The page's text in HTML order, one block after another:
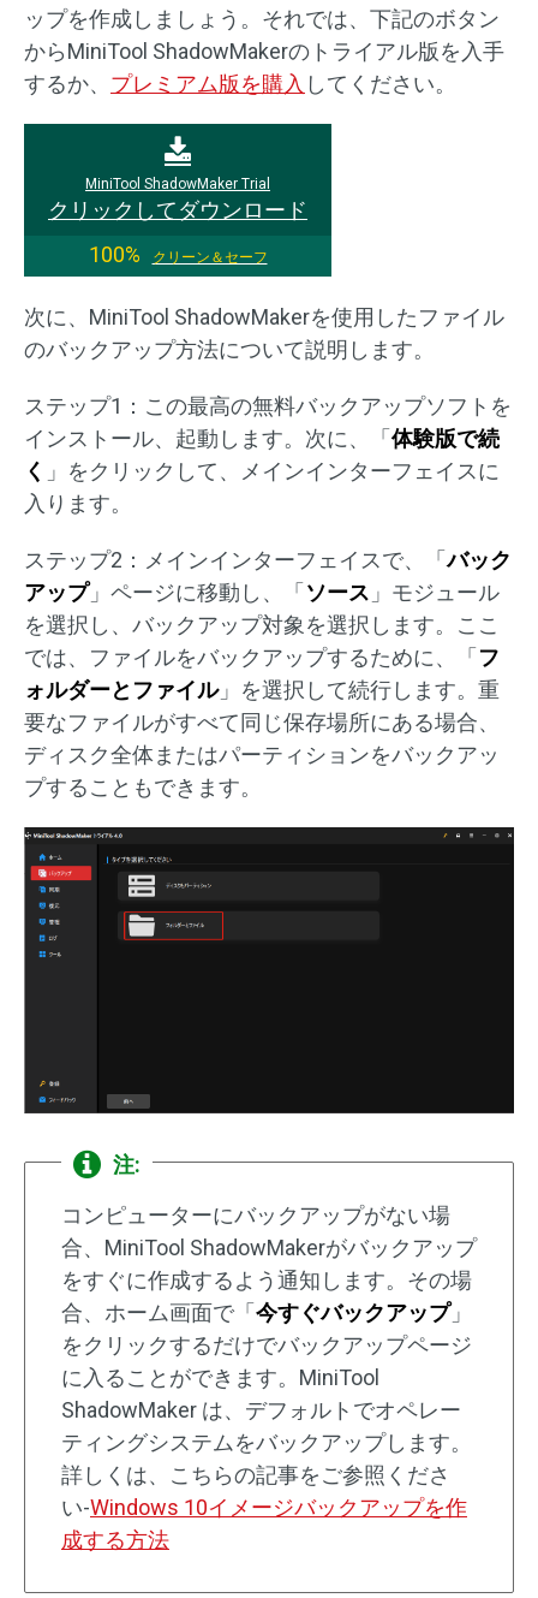
ップを作成しましょう。それでは、下記のボタン
からMiniTool ShadowMakerのトライアル版を入手
するか、 プレミアム版を購入 してください。
MiniTool ShadowMaker Trial
クリックしてダウンロード
100%
クリーン＆セーフ
次に、MiniTool ShadowMakerを使用したファイル
のバックアップ方法について説明します。
ステップ1：この最高の無料バックアップソフトを
インストール、起動します。次に、「 体験版で続
く 」をクリックして、メインインターフェイスに
入ります。
ステップ2：メインインターフェイスで、「バック
アップ」ページに移動し、「 ソース 」モジュール
を選択し、バックアップ対象を選択します。ここ
では、ファイルをバックアップするために、「 フ
ォルダーとファイル」を選択して続行します。重
要なファイルがすべて同じ保存場所にある場合、
ディスク全体またはパーティションをバックアッ
プすることもできます。
注:
コンピューターにバックアップがない場
合、MiniTool ShadowMakerがバックアップ
をすぐに作成するよう通知します。その場
合、ホーム画面で「 今すぐバックアップ」
をクリックするだけでバックアップページ
に入ることができます。MiniTool
ShadowMaker は、デフォルトでオペレー
ティングシステムをバックアップします。
詳しくは、こちらの記事をご参照くださ
い-Windows 10イメージバックアップを作
成する方法